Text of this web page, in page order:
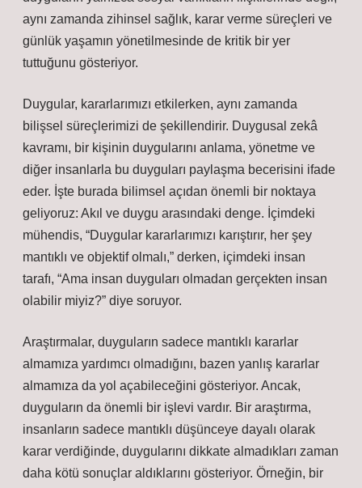
aynı zamanda zihinsel sağlık, karar verme süreçleri ve
günlük yaşamın yönetilmesinde de kritik bir yer
tuttuğunu gösteriyor.
Duygular, kararlarımızı etkilerken, aynı zamanda
bilişsel süreçlerimizi de şekillendirir. Duygusal zekâ
kavramı, bir kişinin duygularını anlama, yönetme ve
diğer insanlarla bu duyguları paylaşma becerisini ifade
eder. İşte burada bilimsel açıdan önemli bir noktaya
geliyoruz: Akıl ve duygu arasındaki denge. İçimdeki
mühendis, “Duygular kararlarımızı karıştırır, her şey
mantıklı ve objektif olmalı,” derken, içimdeki insan
tarafı, “Ama insan duyguları olmadan gerçekten insan
olabilir miyiz?” diye soruyor.
Araştırmalar, duyguların sadece mantıklı kararlar
almamıza yardımcı olmadığını, bazen yanlış kararlar
almamıza da yol açabileceğini gösteriyor. Ancak,
duyguların da önemli bir işlevi vardır. Bir araştırma,
insanların sadece mantıklı düşünceye dayalı olarak
karar verdiğinde, duygularını dikkate almadıkları zaman
daha kötü sonuçlar aldıklarını gösteriyor. Örneğin, bir